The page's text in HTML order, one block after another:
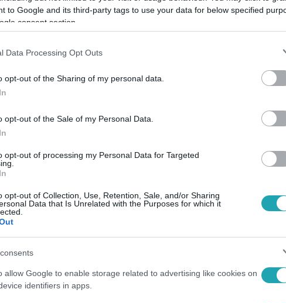
to Google and its third-party tags to use your data for below specified
consent section.
Data Processing Opt Outs
opt-out of the Sharing of my personal data.
opt-out of the Sale of my Personal Data.
opt-out of processing my Personal Data for Targeted
opt-out of Collection, Use, Retention, Sale, and/or Sharing
Data that Is Unrelated with the Purposes for which it
allow Google to enable storage related to advertising like cookies on
identifiers in apps.
a
tesztelték az új vészjelző rendszert az Egyesült Királyságban. A
hanem hangjelzéssel is figyelmeztet egy esetleges